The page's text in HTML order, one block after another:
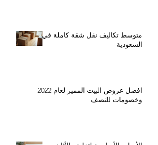
متوسط تكاليف نقل شقة كاملة في
السعودية
افضل عروض البيت المميز لعام 2022
وخصومات للنصف